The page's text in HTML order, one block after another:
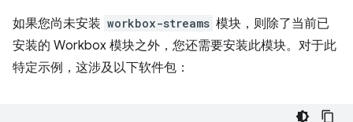
如果您尚未安装 workbox-streams 模块，则除了当前已
安装的 Workbox 模块之外，您还需要安装此模块。对于此
特定示例，这涉及以下软件包：